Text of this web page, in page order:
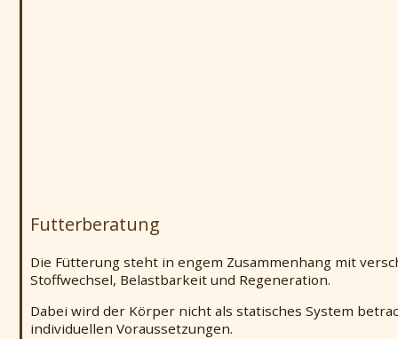
Futterberatung
Die Fütterung steht in engem Zusammenhang mit
Stoffwechsel, Belastbarkeit und Regeneration.
Dabei wird der Körper nicht als statisches System
individuellen Voraussetzungen.